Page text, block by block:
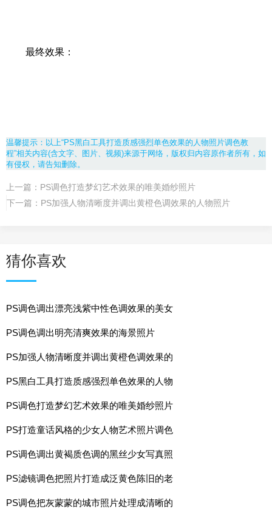
最终效果：
温馨提示：以上“PS黑白工具打造质感强烈单色效果的人物照片调色教
程”相关内容(含文字、图片、视频)来源于网络，版权归内容原作者所有，如
有侵权，请告知删除。
上一篇： PS调色打造梦幻艺术效果的唯美婚纱照片
下一篇： PS加强人物清晰度并调出黄橙色调效果的人物照片
猜你喜欢
PS调色调出漂亮浅紫中性色调效果的美女
PS调色调出明亮清爽效果的海景照片
PS加强人物清晰度并调出黄橙色调效果的
PS黑白工具打造质感强烈单色效果的人物
PS调色打造梦幻艺术效果的唯美婚纱照片
PS打造童话风格的少女人物艺术照片调色
PS调色调出黄褐质色调的黑丝少女写真照
PS滤镜调色把照片打造成泛黄色陈旧的老
PS调色把灰蒙蒙的城市照片处理成清晰的